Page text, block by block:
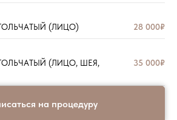
(ЛИЦО) 28 000₽
(ЛИЦО, ШЕЯ,
35 000₽
на процедуру